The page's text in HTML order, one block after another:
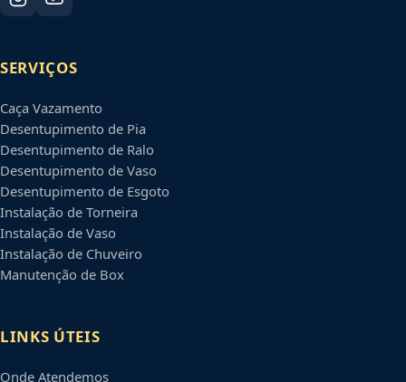
SERVIÇOS
Caça Vazamento
Desentupimento de Pia
Desentupimento de Ralo
Desentupimento de Vaso
Desentupimento de Esgoto
Instalação de Torneira
Instalação de Vaso
Instalação de Chuveiro
Manutenção de Box
LINKS ÚTEIS
Onde Atendemos